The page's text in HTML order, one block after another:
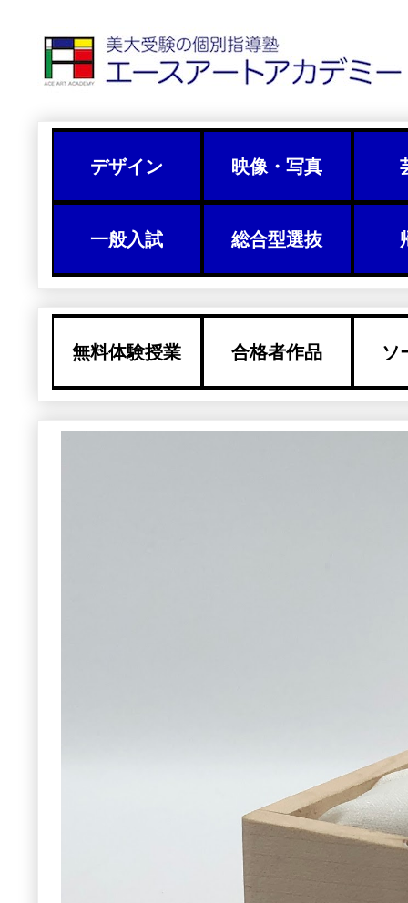
デザイン 映像・写真
一般入試 総合型選抜
無料体験授業 合格者作品 ソ